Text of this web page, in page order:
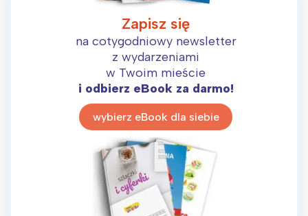
Zapisz się
na cotygodniowy newsletter
z wydarzeniami
w Twoim mieście
i odbierz eBook za darmo!
wybierz eBook dla siebie